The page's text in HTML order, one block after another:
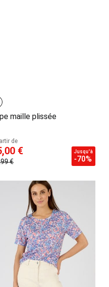
maille plissée
de
€
€
Jusqu'à
-70%